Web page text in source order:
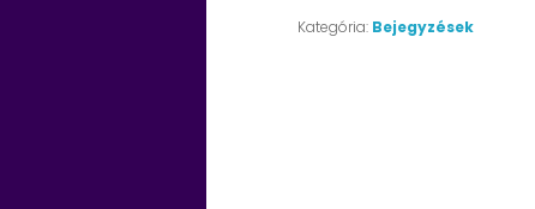
Kategória: Bejegyzések